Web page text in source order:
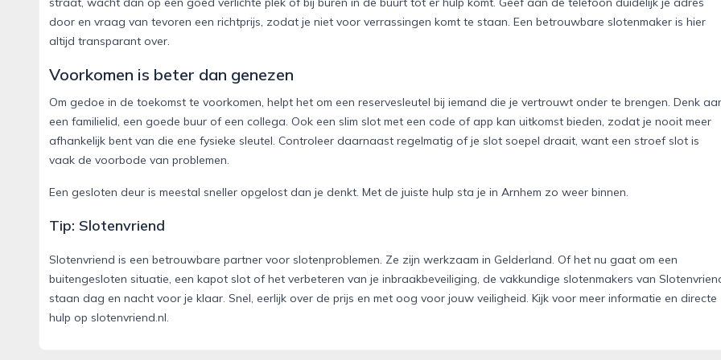
door en vraag van tevoren een richtprijs, zodat je niet voor verrassingen komt te staan. Een betrouwbare slotenmaker is hier
altijd transparant over.
Voorkomen is beter dan genezen
Om gedoe in de toekomst te voorkomen, helpt het om een reservesleutel bij iemand die je vertrouwt onder te brengen. Denk
een familielid, een goede buur of een collega. Ook een slim slot met een code of app kan uitkomst bieden, zodat je nooit meer
afhankelijk bent van die ene fysieke sleutel. Controleer daarnaast regelmatig of je slot soepel draait, want een stroef slot is
vaak de voorbode van problemen.
Een gesloten deur is meestal sneller opgelost dan je denkt. Met de juiste hulp sta je in Arnhem zo weer binnen.
Tip: Slotenvriend
Slotenvriend is een betrouwbare partner voor slotenproblemen. Ze zijn werkzaam in Gelderland. Of het nu gaat om een
buitengesloten situatie, een kapot slot of het verbeteren van je inbraakbeveiliging, de vakkundige slotenmakers van
staan dag en nacht voor je klaar. Snel, eerlijk over de prijs en met oog voor jouw veiligheid. Kijk voor meer informatie en directe
hulp op slotenvriend.nl.